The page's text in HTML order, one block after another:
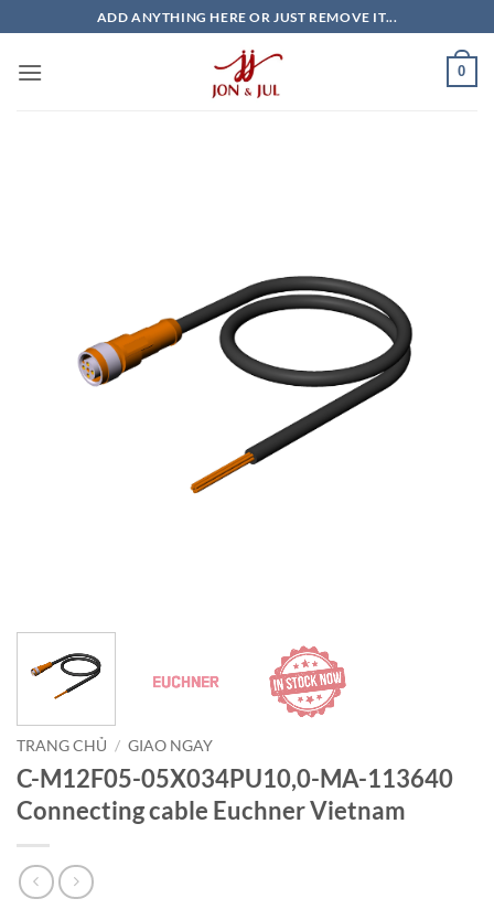
qua
nội
ADD ANYTHING HERE OR JUST REMOVE IT...
0
TRANG CHỦ / GIAO NGAY
C-M12F05-05X034PU10,0-MA-113640
Connecting cable Euchner Vietnam